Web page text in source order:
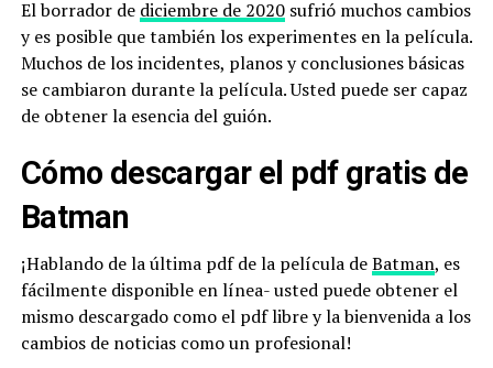
El borrador de diciembre de 2020sufrió muchos cambios
y es posible que también los experimentes en la película.
Muchos de los incidentes, planos y conclusiones básicas
se cambiaron durante la película. Usted puede ser capaz
de obtener la esencia del guión.
Cómo descargar el pdf gratis de
Batman
¡Hablando de la última pdf de la película deBatman, es
fácilmente disponible en línea- usted puede obtener el
mismo descargado como el pdf libre y la bienvenida a los
cambios de noticias como un profesional!